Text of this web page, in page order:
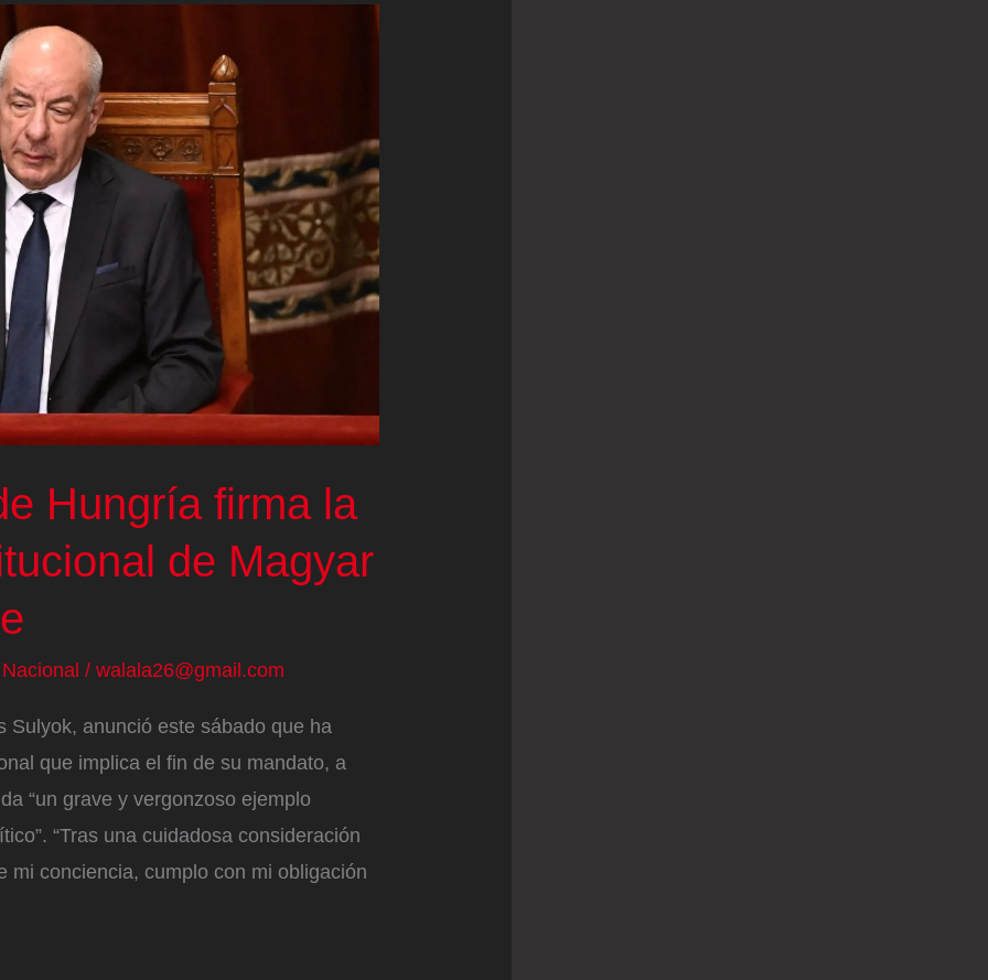
Hungría firma la
de Magyar
Nacional / walala26@gmail.com
Sulyok, anunció este sábado que ha
que implica el fin de su mandato, a
“un grave y vergonzoso ejemplo
“Tras una cuidadosa consideración
mi conciencia, cumplo con mi obligación